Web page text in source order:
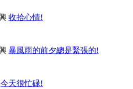
收拾心情!
暴風雨的前夕總是緊張的!
今天很忙碌!